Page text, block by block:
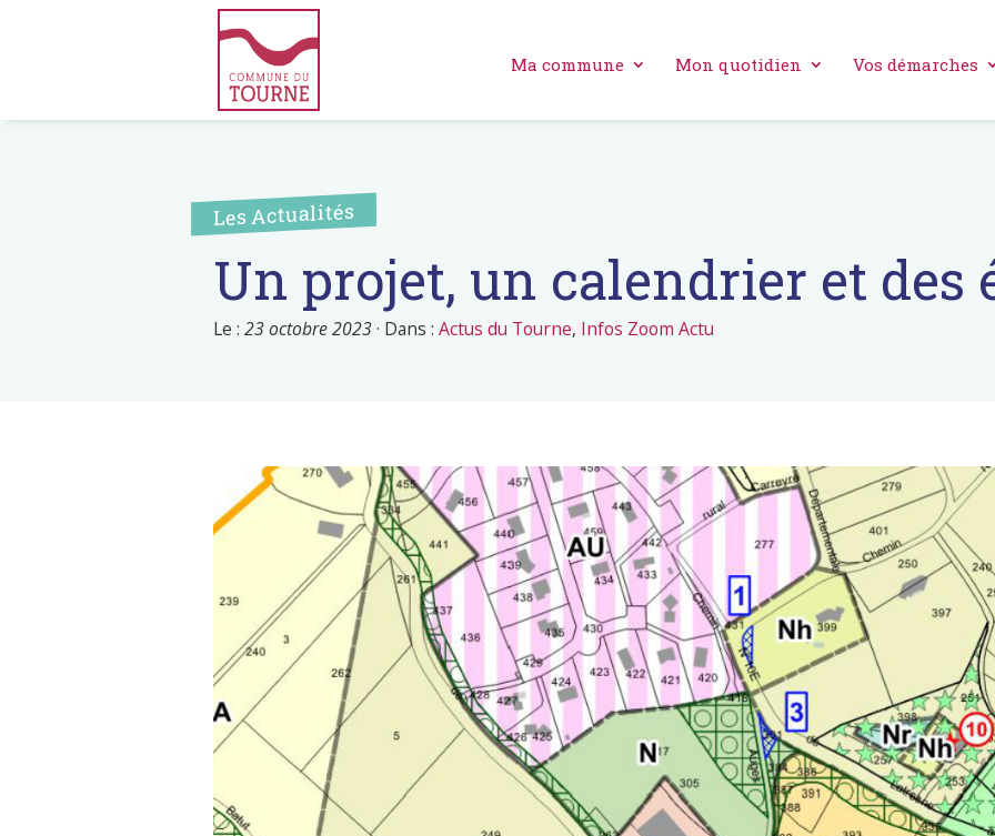
Ma commune Mon quotidien Vos démarches
Les Actualités
Un projet, un calendrier et des
Le : 23 octobre 2023· Dans : Actus du Tourne, Infos Zoom Actu